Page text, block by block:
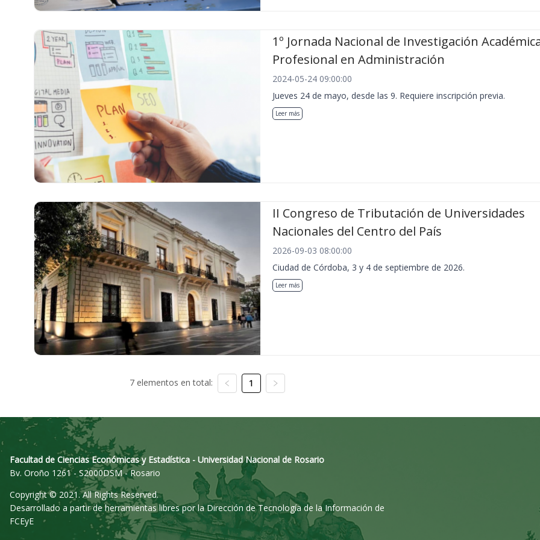
1º Jornada Nacional de Investigación
Profesional en Administración
2024-05-24 09:00:00
Jueves 24 de mayo, desde las 9. Requiere inscripción previa.
Leer más
II Congreso de Tributación de Universidades
Nacionales del Centro del País
2026-09-03 08:00:00
Ciudad de Córdoba, 3 y 4 de septiembre de 2026.
Leer más
7 elementos en total: 1
Facultad de Ciencias Económicas y Estadística - Universidad Nacional de Rosario
Bv. Oroño 1261 - S2000DSM - Rosario
Copyright © 2021. All Rights Reserved.
Desarrollado a partir de herramientas libres por la Dirección de Tecnología de la Información de
FCEyE